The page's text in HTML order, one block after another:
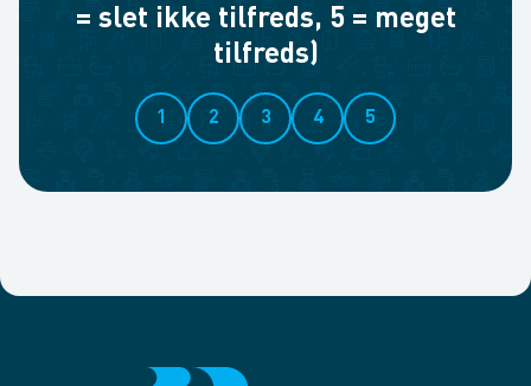
= slet ikke tilfreds, 5 = meget
tilfreds)
1 2 3 4 5